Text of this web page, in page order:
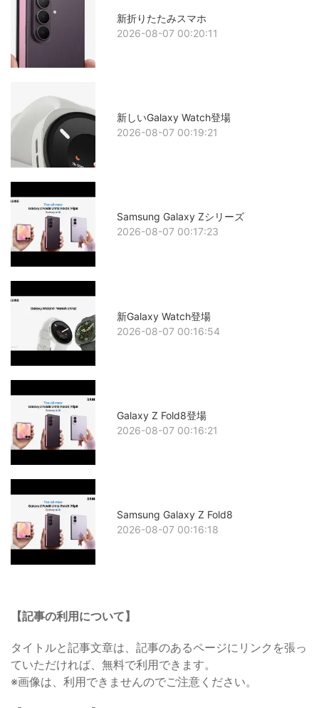
新折りたたみスマホ
2026-08-07 00:20:11
新しいGalaxy Watch登場
2026-08-07 00:19:21
Samsung Galaxy Zシリーズ
2026-08-07 00:17:23
新Galaxy Watch登場
2026-08-07 00:16:54
Galaxy Z Fold8登場
2026-08-07 00:16:21
Samsung Galaxy Z Fold8
2026-08-07 00:16:18
【記事の利用について】
タイトルと記事文章は、記事のあるページにリンクを張っ
ていただければ、無料で利用できます。
※画像は、利用できませんのでご注意ください。